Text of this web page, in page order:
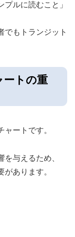
ルに読むこと」
でもトランジット
ートの重
ートです。
を与えるため、
があります。